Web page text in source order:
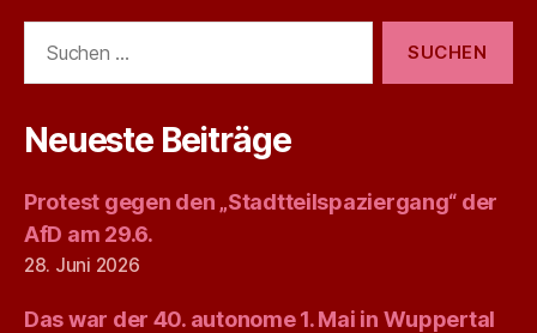
nach:
Neueste Beiträge
Protest gegen den „Stadtteilspaziergang“ der
AfD am 29.6.
28. Juni 2026
Das war der 40. autonome 1. Mai in Wuppertal